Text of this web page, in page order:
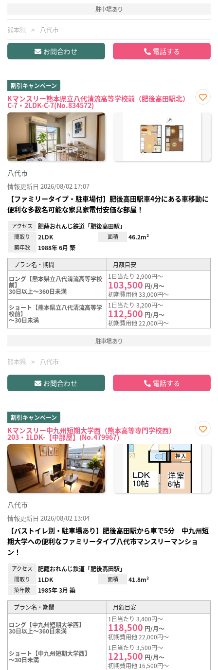
駐車場あり
熊本県 八代市
お問合わせ 電話する
割引キャンペーン
Kマンスリー熊本県立八代清流高等学校前（肥後高田駅北）
C-7・2LDK-C-7(No.834572)
に入
八代市
情報更新日 2026/08/02 17:07
【ファミリータイプ・駐車場付】肥後高田駅車4分にある車移動に
便利な多数名可能な家具家電付安価な部屋！
アクセス 肥薩おれんじ鉄道「肥後高田駅」
間取り 2LDK 面積 46.2m²
築年数 1988年 6月 築
プラン名・期間
月額目安
ロング【熊本県立八代清流高等学校
前】
30日以上～360日未満
1日当たり 2,900円～
103,500 円/月～
初期費用他 33,000円～
ショート【熊本県立八代清流高等学
校前】
～30日未満
1日当たり 3,200円～
112,500 円/月～
初期費用他 22,000円～
駐車場あり
熊本県 八代市
お問合わせ 電話する
割引キャンペーン
Kマンスリー中九州短期大学西（熊本高等専門学校西）
203・1LDK-【中部屋】(No.479967)
に入
八代市
情報更新日 2026/08/02 13:04
【バストイレ別・駐車場あり】肥後高田駅から車で5分 中九州短
期大学への便利なファミリータイプ八代市マンスリーマンショ
ン！
アクセス 肥薩おれんじ鉄道「肥後高田駅」
間取り 1LDK 面積 41.8m²
築年数 1985年 3月 築
プラン名・期間 月額目安
ロング【中九州短期大学西】
30日以上～360日未満
1日当たり 3,400円～
118,500 円/月～
初期費用他 22,000円～
ショート【中九州短期大学西】
～30日未満
1日当たり 3,500円～
121,500 円/月～
初期費用他 16,500円～